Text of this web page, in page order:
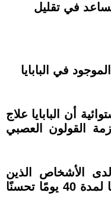
في تقليل
في البابايا
أن البابايا علاج
القولون العصبي
الأشخاص الذين
تناولوا تركيبة قائمة على البابايا لمدة 40 يومًا تحسنًا